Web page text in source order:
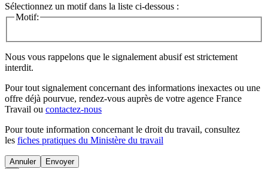
Sélectionnez un motif dans la liste ci-dessous :
Motif:
Nous vous rappelons que le signalement abusif est strictement
interdit.
Pour tout signalement concernant des informations inexactes ou une
offre déjà pourvue, rendez-vous auprès de votre agence France
Travail ou contactez-nous
Pour toute information concernant le droit du travail, consultez
les fiches pratiques du Ministère du travail
Annuler